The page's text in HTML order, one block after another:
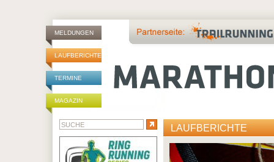
MELDUNGEN
LAUFBERICHTE
TERMINE
MAGAZIN
LAUFBERICHTE